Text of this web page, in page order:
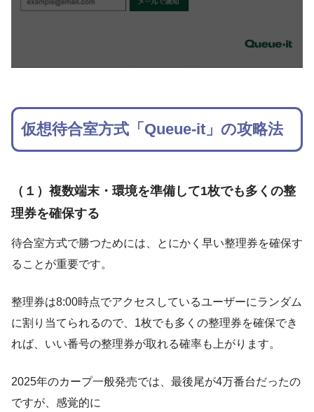
仮想待合室方式「Queue-it」の攻略法
（１）複数端末・環境を準備して1枚でも多くの整
理券を確保する
待合室方式で勝つためには、とにかく早い整理券を確保す
ることが重要です。
整理券は8:00時点でアクセスしているユーザーにランダム
に割り当てられるので、1枚でも多くの整理券を確保でき
れば、いい番号の整理券が取れる確率も上がります。
2025年のカープ一般発売では、最後尾が4万番台だったの
ですが、感覚的に